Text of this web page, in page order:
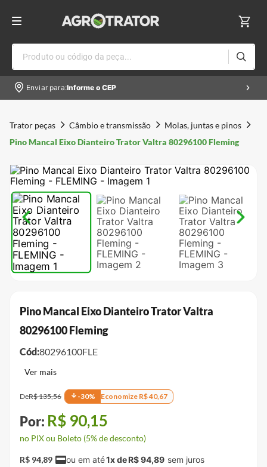
Produto ou código da peça...
Enviar para:Informe o CEP
Trator peças Câmbio e transmissão
Molas, juntas e pinos
Pino Mancal Eixo Dianteiro Trator Valtra 80296100 Fleming
Pino Mancal Eixo Dianteiro Trator Valtra
80296100 Fleming
Cód:80296100FLE
DeR$135,56 -30% Economize R$40,67
R$ 90,15
no PIX ou Boleto (5% de desconto)
R$ 94,89 1x deR$94,89